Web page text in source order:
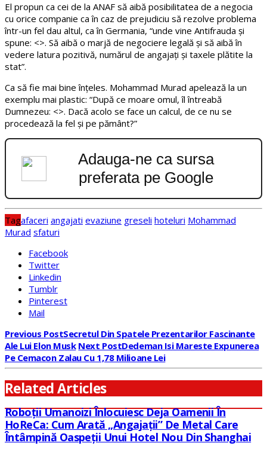
El propun ca cei de la ANAF să aibă posibilitatea de a negocia
cu orice companie ca în caz de prejudiciu să rezolve problema
într-un fel dau altul, ca în Germania, “unde vine Antifrauda și
spune: <>. Să aibă o marjă de negociere legală și să aibă în
vedere latura pozitivă, numărul de angajați și taxele plătite la
stat”.
Ca să fie mai bine înțeles. Mohammad Murad apelează la un
exemplu mai plastic: “După ce moare omul, îl întreabă
Dumnezeu: <>. Dacă acolo se face un calcul, de ce nu se
procedează la fel și pe pământ?”
Adauga-ne ca sursa
preferata pe Google
Tagafaceri angajati evaziune greseli hoteluri Mohammad
Murad sfaturi
Facebook
Twitter
Linkedin
Tumblr
Pinterest
Mail
Previous PostSecretul Din Spatele Prezentarilor Fascinante
Ale Lui Elon Musk Next PostDedeman Isi Mareste Expunerea
Pe Cemacon Zalau Cu 1,78 Milioane Lei
Related Articles
Roboții Umanoizi Înlocuiesc Deja Oamenii În
HoReCa: Cum Arată „angajații” De Metal Care
Întâmpină Oaspeții Unui Hotel Nou Din Shanghai